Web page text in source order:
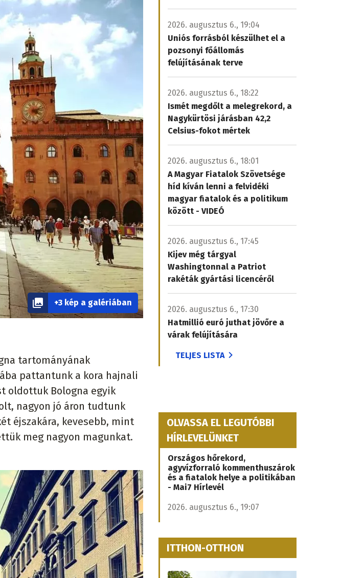
+3 kép a galériában
tartományának
pattantunk a kora hajnali
oldottuk Bologna egyik
nagyon jó áron tudtunk
éjszakára, kevesebb, mint
meg nagyon magunkat.
2026. augusztus 6., 19:04
Uniós forrásból készülhet el a
pozsonyi főállomás
felújításának terve
2026. augusztus 6., 18:22
Ismét megdőlt a melegrekord, a
Nagykürtösi járásban 42,2
Celsius-fokot mértek
2026. augusztus 6., 18:01
A Magyar Fiatalok Szövetsége
híd kíván lenni a felvidéki
magyar fiatalok és a politikum
között - VIDEÓ
2026. augusztus 6., 17:45
Kijev még tárgyal
Washingtonnal a Patriot
rakéták gyártási licencéről
2026. augusztus 6., 17:30
Hatmillió euró juthat jövőre a
várak felújítására
TELJES LISTA
OLVASSA EL LEGUTÓBBI
HÍRLEVELÜNKET
Országos hőrekord,
agyvízforraló kommenthuszárok
és a fiatalok helye a politikában
- Mai7 Hírlevél
2026. augusztus 6., 19:07
ITTHON-OTTHON